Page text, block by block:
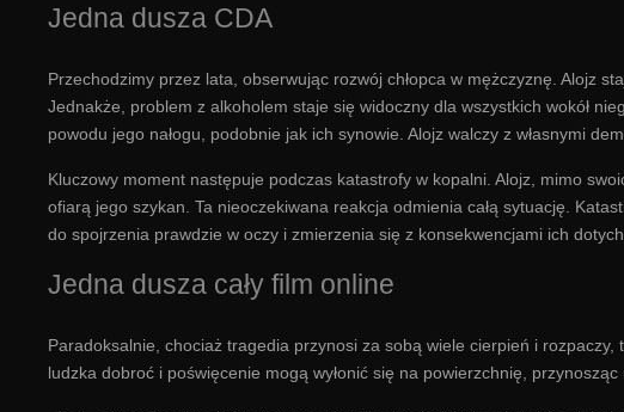
Jedna dusza CDA
Przechodzimy przez lata, obserwując rozwój chłopca w mężczyznę. Alojz
Jednakże, problem z alkoholem staje się widoczny dla wszystkich wokół
powodu jego nałogu, podobnie jak ich synowie. Alojz walczy z własnymi
Kluczowy moment następuje podczas katastrofy w kopalni. Alojz, mimo
ofiarą jego szykan. Ta nieoczekiwana reakcja odmienia całą sytuację.
do spojrzenia prawdzie w oczy i zmierzenia się z konsekwencjami ich
Jedna dusza cały film online
Paradoksalnie, chociaż tragedia przynosi za sobą wiele cierpień i
ludzka dobroć i poświęcenie mogą wyłonić się na powierzchnię, przynosząc